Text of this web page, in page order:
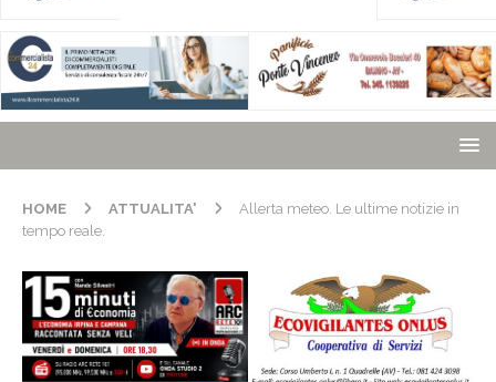
HOME ATTUALITA'
Allerta meteo. Le ultime notizie in
tempo reale.